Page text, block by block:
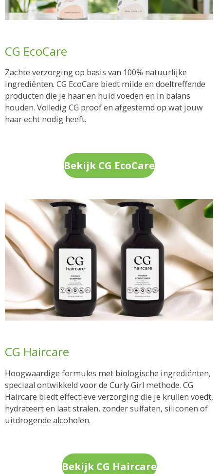
CG EcoCare
Zachte verzorging op basis van 100% natuurlijke
ingrediënten. CG EcoCare biedt milde en doeltreffende
producten die je haar en huid voeden en in balans
houden. Volledig CG proof en afgestemd op wat jouw
haar echt nodig heeft.
Bekijk CG EcoCare
CG Haircare
Hoogwaardige formules met biologische ingrediënten,
speciaal ontwikkeld voor de Curly Girl methode. CG
Haircare biedt effectieve verzorging die je krullen voedt,
hydrateert en laat stralen, zonder sulfaten, siliconen of
uitdrogende alcoholen.
Bekijk CG Haircare